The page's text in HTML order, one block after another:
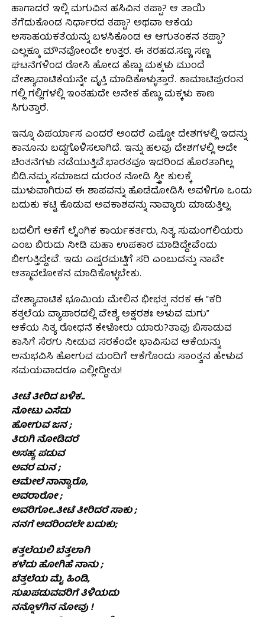
ಹಾಗಾದರೆ ಇಲ್ಲಿ ಮಗುವಿನ ಹಸಿವಿನ ತಪ್ಪಾ? ಆ ತಾಯಿ
ತೆಗೆದುಕೊಂಡ ನಿರ್ಧಾರದ ತಪ್ಪಾ? ಅಥವಾ ಆಕೆಯ
ಅಸಾಹಯಕತೆಯನ್ನು ಬಳಸಿಕೊಂಡ ಆ ಆಗುತಂಕನ ತಪ್ಪಾ?
ಎಲ್ಲಕ್ಕೂ ಮೌನವೋಂದೇ ಉತ್ತರ. ಈ ತರಹದ.ಸಣ್ಣ ಸಣ್ಣ
ಘಟನೆಗಳಿಂದ ರೋಸಿ ಹೋದ ಹೆಣ್ಣು ಮಕ್ಕಳು ಮುಂದೆ
ವೇಶ್ಯಾವಾಟಿಕೆಯನ್ನೇ ವೃತ್ತಿ ಮಾಡಿಕೊಳ್ಳುತ್ತಾರೆ. ಕಾಮಾಟಿಪುರಂನ
ಗಲ್ಲಿ ಗಲ್ಲಿಗಳಲ್ಲಿ ಇಂತಹುದೇ ಅನೇಕ ಹೆಣ್ಣು ಮಕ್ಕಳು ಕಾಣ
ಸಿಗುತ್ತಾರೆ.
ಇನ್ನೂ ವಿಪರ್ಯಾಸ ಎಂದರೆ ಅಂದರೆ ಎಷ್ಟೋ ದೇಶಗಳಲ್ಲಿ ಇದನ್ನು
ಕಾನೂನು ಬದ್ದಗೊಳಿಸಲಾಗಿದೆ. ಇನ್ನು ಹಲವು ದೇಶಗಳಲ್ಲಿ ಅದೇ
ಚಿಂತನೆಗಳು ನಡೆಯುತ್ತಿವೆ.ಭಾರತವೂ ಇದರಿಂದ ಹೊರತಾಗಿಲ್ಲ
ಬಿಡಿ.ನಮ್ಮ ಸಮಾಜದ ದುರಂತ ನೋಡಿ ಸ್ತ್ರೀ ಕುಲಕ್ಕೆ
ಮುಳುವಾಗಿರುವ ಈ ಶಾಪವನ್ನು ಹೊಡೆದೋಡಿಸಿ ಅವಳಿಗೂ ಒಂದು
ಬದುಕು ಕಟ್ಟಿ ಕೊಡುವ ಅವಕಾಶವನ್ನು ನಾವ್ಯಾರು ಮಾಡುತ್ತಿಲ್ಲ.
ಬದಲಿಗೆ ಆಕೆಗೆ ಲೈಂಗಿಕ ಕಾರ್ಯಕರ್ತರು, ನಿತ್ಯ ಸುಮಂಗಲಿಯರು
ಎಂಬ ಬಿರುದು ನೀಡಿ ಮಹಾ ಉಪಕಾರ ಮಾಡಿದ್ದೇವೆಂದು
ಬೀಗುತ್ತಿದ್ದೇವೆ. ಇದು ಎಷ್ಟರಮಟ್ಟಿಗೆ ಸರಿ ಎಂಬುದನ್ನು ನಾವೇ
ಆತ್ಮಾವಲೋಕನ ಮಾಡಿಕೊಳ್ಳಬೇಕು.
ವೇಶ್ಯಾವಾಟಿಕೆ ಭೂಮಿಯ ಮೇಲಿನ ಭೀಭತ್ಸ ನರಕ ಈ “ಕರಿ
ಕತ್ತಲೆಯ ವ್ಯಾಪಾರದಲ್ಲಿ ವೇಶ್ಯೆ ಅಕ್ಷರಶಃ ಅಳುವ ಮಗು”
ಆಕೆಯ ನಿತ್ಯ ರೋಧನೆ ಕೇಳೋರು ಯಾರು?ತಾವು ಬಿಸಾಡುವ
ಕಾಸಿಗೆ ಸೆರಗು ನೀಡುವ ಸರಕೆಂದೇ ಭಾವಿಸುವ ಆಕೆಯನ್ನು
ಅನುಭವಿಸಿ ಹೋಗುವ ಮಂದಿಗೆ ಆಕೆಗೊಂದು ಸಾಂತ್ವನ ಹೇಳುವ
ಸಮಯವಾದರೂ ಎಲ್ಲೀದ್ದೀತು!
ತೀಟೆ ತೀರಿದ ಬಳಿಕ..
ನೋಟು ಎಸೆದು
ಹೋಗುವ ಜನ ;
ತಿರುಗಿ ನೋಡಿದರೆ
ಅಸಹ್ಯ ಪಡುವ
ಅವರ ಮನ ;
ಆಮೇಲೆ ನಾನ್ಯಾರೊ,
ಅವರಾರೋ ;
ಅವರಿಗೋ..ತೀಟೆ ತೀರಿದರೆ ಸಾಕು ;
ನನಗೆ ಅದರಿಂದಲೇ ಬದುಕು;
ಕತ್ತಲೆಯಲಿ ಬೆತ್ತಲಾಗಿ
ಕಳೆದು ಹೋಗಿಹೆ ನಾನು ;
ಬೆತ್ತಲೆಯ ಮೈ ಹಿಂಡಿ,
ಸುಖಪಡುವವರಿಗೆ ತಿಳಿಯದು
ನನ್ನೊಳಗಿನ ನೋವು !